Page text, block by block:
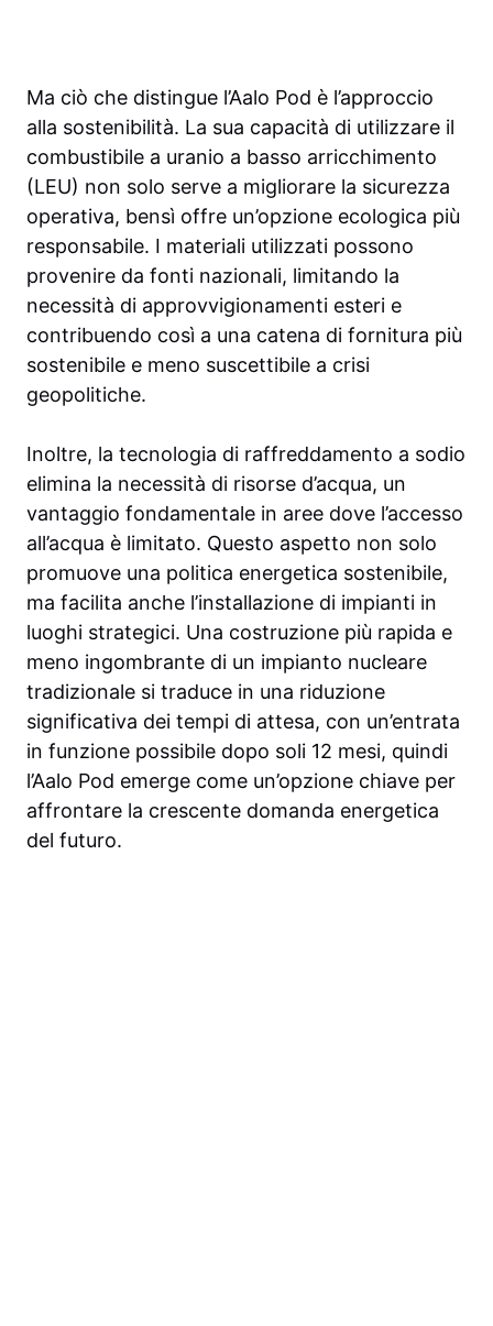
Ma ciò che distingue l’Aalo Pod è l’approccio
alla sostenibilità. La sua capacità di utilizzare il
combustibile a uranio a basso arricchimento
(LEU) non solo serve a migliorare la sicurezza
operativa, bensì offre un’opzione ecologica più
responsabile. I materiali utilizzati possono
provenire da fonti nazionali, limitando la
necessità di approvvigionamenti esteri e
contribuendo così a una catena di fornitura più
sostenibile e meno suscettibile a crisi
geopolitiche.
Inoltre, la tecnologia di raffreddamento a sodio
elimina la necessità di risorse d’acqua, un
vantaggio fondamentale in aree dove l’accesso
all’acqua è limitato. Questo aspetto non solo
promuove una politica energetica sostenibile,
ma facilita anche l’installazione di impianti in
luoghi strategici. Una costruzione più rapida e
meno ingombrante di un impianto nucleare
tradizionale si traduce in una riduzione
significativa dei tempi di attesa, con un’entrata
in funzione possibile dopo soli 12 mesi, quindi
l’Aalo Pod emerge come un’opzione chiave per
affrontare la crescente domanda energetica
del futuro.